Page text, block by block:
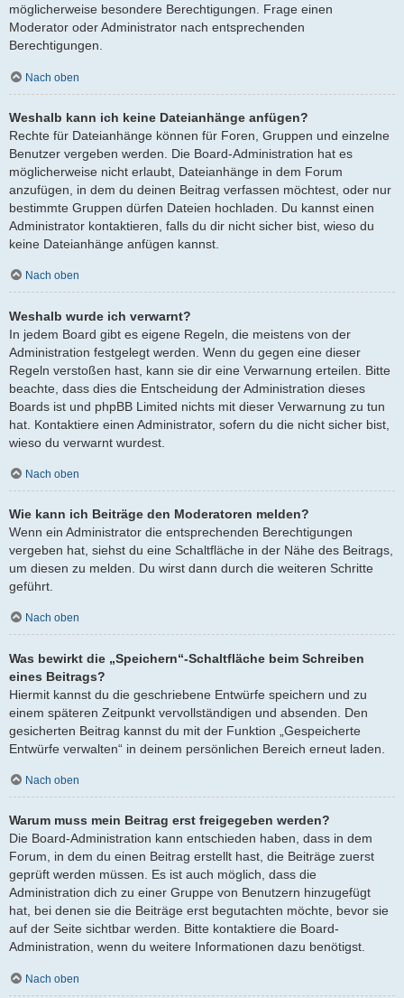
möglicherweise besondere Berechtigungen. Frage einen
Moderator oder Administrator nach entsprechenden
Berechtigungen.
Nach oben
Weshalb kann ich keine Dateianhänge anfügen?
Rechte für Dateianhänge können für Foren, Gruppen und einzelne
Benutzer vergeben werden. Die Board-Administration hat es
möglicherweise nicht erlaubt, Dateianhänge in dem Forum
anzufügen, in dem du deinen Beitrag verfassen möchtest, oder nur
bestimmte Gruppen dürfen Dateien hochladen. Du kannst einen
Administrator kontaktieren, falls du dir nicht sicher bist, wieso du
keine Dateianhänge anfügen kannst.
Nach oben
Weshalb wurde ich verwarnt?
In jedem Board gibt es eigene Regeln, die meistens von der
Administration festgelegt werden. Wenn du gegen eine dieser
Regeln verstoßen hast, kann sie dir eine Verwarnung erteilen. Bitte
beachte, dass dies die Entscheidung der Administration dieses
Boards ist und phpBB Limited nichts mit dieser Verwarnung zu tun
hat. Kontaktiere einen Administrator, sofern du die nicht sicher bist,
wieso du verwarnt wurdest.
Nach oben
Wie kann ich Beiträge den Moderatoren melden?
Wenn ein Administrator die entsprechenden Berechtigungen
vergeben hat, siehst du eine Schaltfläche in der Nähe des Beitrags,
um diesen zu melden. Du wirst dann durch die weiteren Schritte
geführt.
Nach oben
Was bewirkt die „Speichern“-Schaltfläche beim Schreiben
eines Beitrags?
Hiermit kannst du die geschriebene Entwürfe speichern und zu
einem späteren Zeitpunkt vervollständigen und absenden. Den
gesicherten Beitrag kannst du mit der Funktion „Gespeicherte
Entwürfe verwalten“ in deinem persönlichen Bereich erneut laden.
Nach oben
Warum muss mein Beitrag erst freigegeben werden?
Die Board-Administration kann entschieden haben, dass in dem
Forum, in dem du einen Beitrag erstellt hast, die Beiträge zuerst
geprüft werden müssen. Es ist auch möglich, dass die
Administration dich zu einer Gruppe von Benutzern hinzugefügt
hat, bei denen sie die Beiträge erst begutachten möchte, bevor sie
auf der Seite sichtbar werden. Bitte kontaktiere die Board-
Administration, wenn du weitere Informationen dazu benötigst.
Nach oben